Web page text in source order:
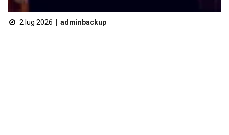
2 lug 2026 adminbackup